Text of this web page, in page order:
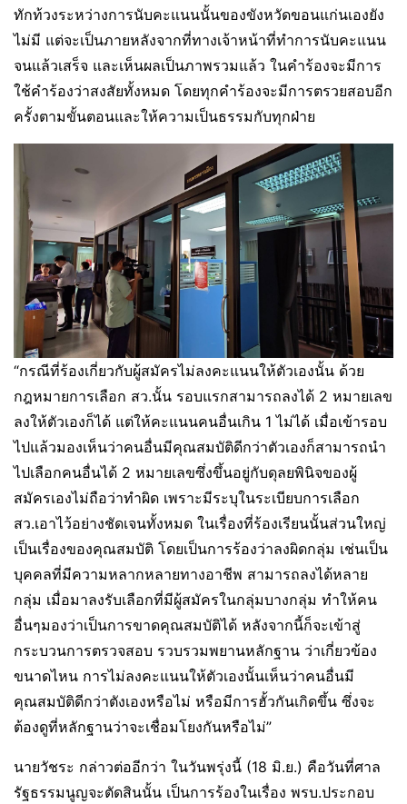
ทักท้วงระหว่างการนับคะแนนนั้นของขังหวัดขอนแก่นเองยัง
ไม่มี แต่จะเป็นภายหลังจากที่ทางเจ้าหน้าที่ทำการนับคะแนน
จนแล้วเสร็จ และเห็นผลเป็นภาพรวมแล้ว ในคำร้องจะมีการ
ใช้คำร้องว่าสงสัยทั้งหมด โดยทุกคำร้องจะมีการตรวยสอบอีก
ครั้งตามขั้นตอนและให้ความเป็นธรรมกับทุกฝ่าย
“กรณีที่ร้องเกี่ยวกับผู้สมัครไม่ลงคะแนนให้ตัวเองนั้น ด้วย
กฎหมายการเลือก สว.นั้น รอบแรกสามารถลงได้ 2 หมายเลข
ลงให้ตัวเองก็ได้ แต่ให้คะแนนคนอื่นเกิน 1 ไม่ได้ เมื่อเข้ารอบ
ไปแล้วมองเห็นว่าคนอื่นมีคุณสมบัติดีกว่าตัวเองก็สามารถนำ
ไปเลือกคนอื่นได้ 2 หมายเลขซึ่งขึ้นอยู่กับดุลยพินิจของผู้
สมัครเองไม่ถือว่าทำผิด เพราะมีระบุในระเบียบการเลือก
สว.เอาไว้อย่างชัดเจนทั้งหมด ในเรื่องที่ร้องเรียนนั้นส่วนใหญ่
เป็นเรื่องของคุณสมบัติ โดยเป็นการร้องว่าลงผิดกลุ่ม เช่นเป็น
บุคคลที่มีความหลากหลายทางอาชีพ สามารถลงได้หลาย
กลุ่ม เมื่อมาลงรับเลือกที่มีผู้สมัครในกลุ่มบางกลุ่ม ทำให้คน
อื่นๆมองว่าเป็นการขาดคุณสมบัติได้ หลังจากนี้ก็จะเข้าสู่
กระบวนการตรวจสอบ รวบรวมพยานหลักฐาน ว่าเกี่ยวข้อง
ขนาดไหน การไม่ลงคะแนนให้ตัวเองนั้นเห็นว่าคนอื่นมี
คุณสมบัติดีกว่าตังเองหรือไม่ หรือมีการฮั้วกันเกิดขึ้น ซึ่งจะ
ต้องดูที่หลักฐานว่าจะเชื่อมโยงกันหรือไม่”
นายวัชระ กล่าวต่ออีกว่า ในวันพรุ่งนี้ (18 มิ.ย.) คือวันที่ศาล
รัฐธรรมนูญจะตัดสินนั้น เป็นการร้องในเรื่อง พรบ.ประกอบ